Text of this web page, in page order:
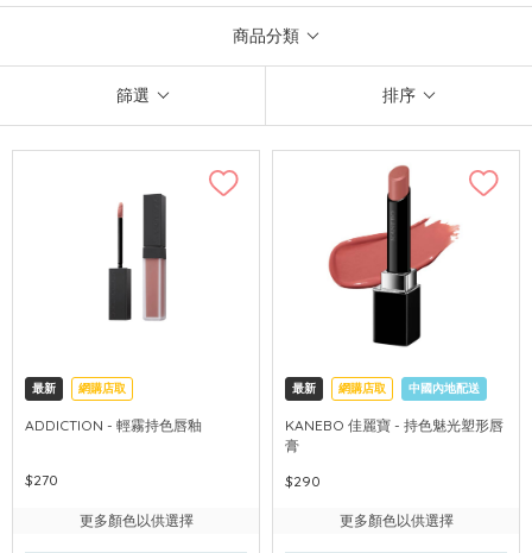
商品分類
篩選 排序
最新 網購店取
ADDICTION - 輕霧持色唇釉
$270
更多顏色以供選擇
最新 網購店取 中國內地配送
KANEBO 佳麗寶 - 持色魅光塑形唇
膏
$290
更多顏色以供選擇